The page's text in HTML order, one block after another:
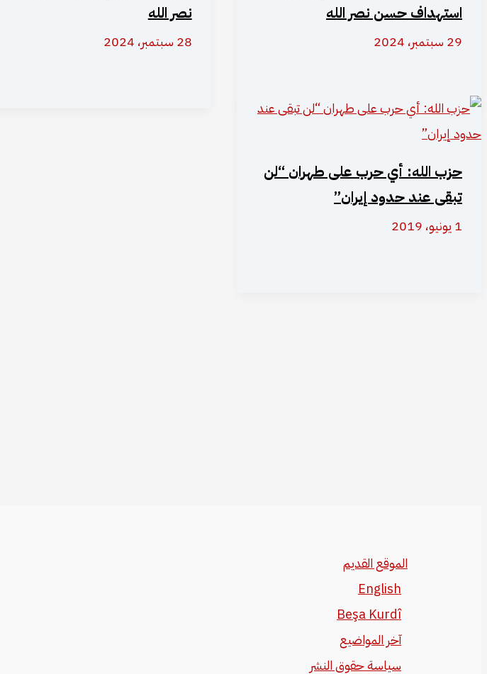
استهداف حسن نصر الله
29 سبتمبر، 2024
نصر الله
28 سبتمبر، 2024
حزب الله: أي حرب على طهران “لن
تبقى عند حدود إيران”
1 يونيو، 2019
الموقع القديم
English
Beşa Kurdî
آخر المواضيع
سياسة حقوق النشر